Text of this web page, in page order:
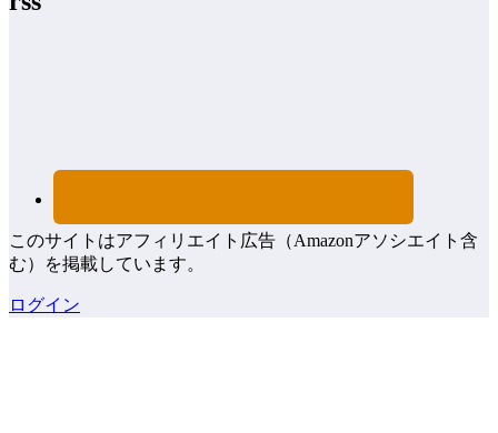
このサイトはアフィリエイト広告（Amazonアソシエイト含
む）を掲載しています。
ログイン